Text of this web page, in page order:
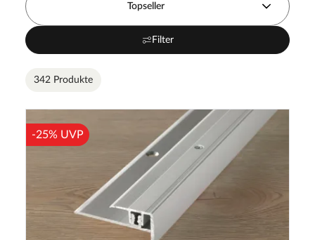
Topseller
Filter
342 Produkte
-25% UVP